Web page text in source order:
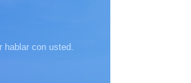
hablar con usted.